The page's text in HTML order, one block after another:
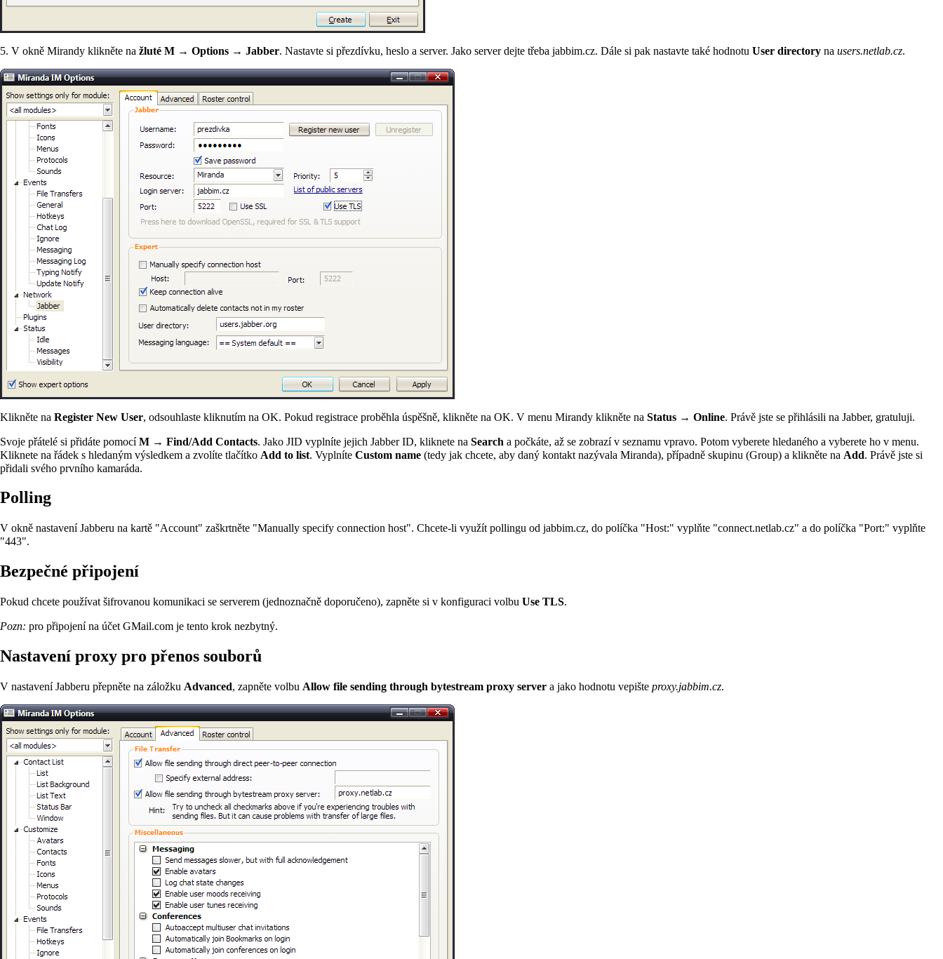
5. V okně Mirandy klikněte na žluté M → Options → Jabber. Nastavte si přezdívku, heslo a server. Jako server dejte třeba jabbim.cz. Dále si pak nastavte také hodnotu User directory na users.netlab.cz.
Klikněte na Register New User, odsouhlaste kliknutím na OK. Pokud registrace proběhla úspěšně, klikněte na OK. V menu Mirandy klikněte na Status → Online. Právě jste se přihlásili na Jabber, gratuluji.
Svoje přátelé si přidáte pomocíM → Find/Add Contacts. Jako JID vyplníte jejich Jabber ID, kliknete na Search a počkáte, až se zobrazí v seznamu vpravo. Potom vyberete hledaného a vyberete ho v menu.
Kliknete na řádek s hledaným výsledkem a zvolíte tlačítko Add to list. Vyplníte Custom name (tedy jak chcete, aby daný kontakt nazývala Miranda), případně skupinu (Group) a klikněte na Add. Právě jste si
přidali svého prvního kamaráda.
Polling
V okně nastavení Jabberu na kartě "Account" zaškrtněte "Manually specify connection host". Chcete-li využít pollingu od jabbim.cz, do políčka "Host:" vyplňte "connect.netlab.cz" a do políčka "Port:" vyplňte
"443".
Bezpečné připojení
Pokud chcete používat šifrovanou komunikaci se serverem (jednoznačně doporučeno), zapněte si v konfiguraci volbu Use TLS.
Pozn: pro připojení na účet GMail.com je tento krok nezbytný.
Nastavení proxy pro přenos souborů
V nastavení Jabberu přepněte na záložku Advanced, zapněte volbu Allow file sending through bytestream proxy server a jako hodnotu vepište proxy.jabbim.cz.